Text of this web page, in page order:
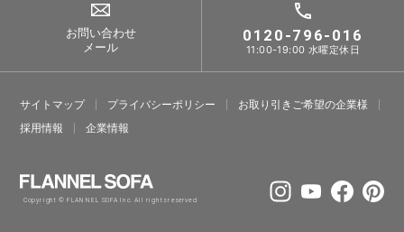
お問い合わせ
メール
0120-796-016
11:00-19:00 水曜定休日
サイトマップ プライバシーポリシー
お取り引きご希望の企業様
採⽤情報
企業情報
Copyright © FLANNEL SOFA Inc. All rights reserved